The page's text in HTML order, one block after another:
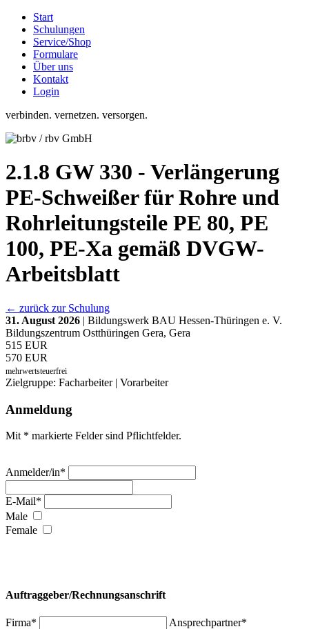
Start
Schulungen
Service/Shop
Formulare
Über uns
Kontakt
Login
verbinden. vernetzen. versorgen.
2.1.8 GW 330 - Verlängerung
PE-Schweißer für Rohre und
Rohrleitungsteile PE 80, PE
100, PE-Xa gemäß DVGW-
Arbeitsblatt
← zurück zur Schulung
31. August 2026 | Bildungswerk BAU Hessen-Thüringen e. V.
Bildungszentrum Ostthüringen Gera, Gera
515 EUR
570 EUR
mehrwertsteuerfrei
Zielgruppe: Facharbeiter | Vorarbeiter
Anmeldung
Mit * markierte Felder sind Pflichtfelder.
Anmelder/in*
E-Mail*
Male
Female
Auftraggeber/Rechnungsanschrift
Firma*
Ansprechpartner*